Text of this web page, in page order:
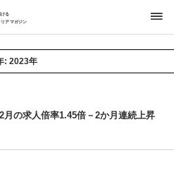
ける
リアマガジン
: 2023年
月の求人倍率1.45倍－2か月連続上昇